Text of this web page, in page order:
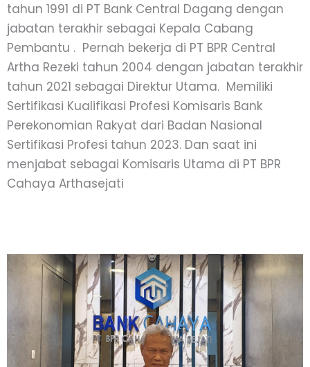
tahun 1991 di PT Bank Central Dagang dengan
jabatan terakhir sebagai Kepala Cabang
Pembantu . Pernah bekerja di PT BPR Central
Artha Rezeki tahun 2004 dengan jabatan terakhir
tahun 2021 sebagai Direktur Utama. Memiliki
Sertifikasi Kualifikasi Profesi Komisaris Bank
Perekonomian Rakyat dari Badan Nasional
Sertifikasi Profesi tahun 2023. Dan saat ini
menjabat sebagai Komisaris Utama di PT BPR
Cahaya Arthasejati